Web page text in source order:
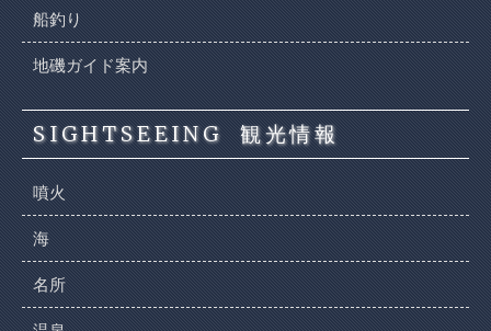
船釣り
地磯ガイド案内
SIGHTSEEING 観光情報
噴火
海
名所